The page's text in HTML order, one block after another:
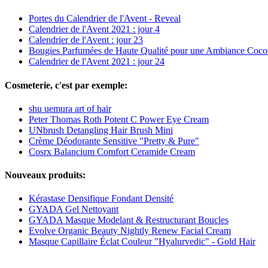
Portes du Calendrier de l'Avent - Reveal
Calendrier de l'Avent 2021 : jour 4
Calendrier de l'Avent : jour 23
Bougies Parfumées de Haute Qualité pour une Ambiance
Calendrier de l'Avent 2021 : jour 24
Cosmeterie, c'est par exemple:
shu uemura art of hair
Peter Thomas Roth Potent C Power Eye Cream
UNbrush Detangling Hair Brush Mini
Crème Déodorante Sensitive "Pretty & Pure"
Cosrx Balancium Comfort Ceramide Cream
Nouveaux produits:
Kérastase Densifique Fondant Densité
GYADA Gel Nettoyant
GYADA Masque Modelant & Restructurant Boucles
Evolve Organic Beauty Nightly Renew Facial Cream
Masque Capillaire Éclat Couleur "Hyalurvedic" - Gold Hair